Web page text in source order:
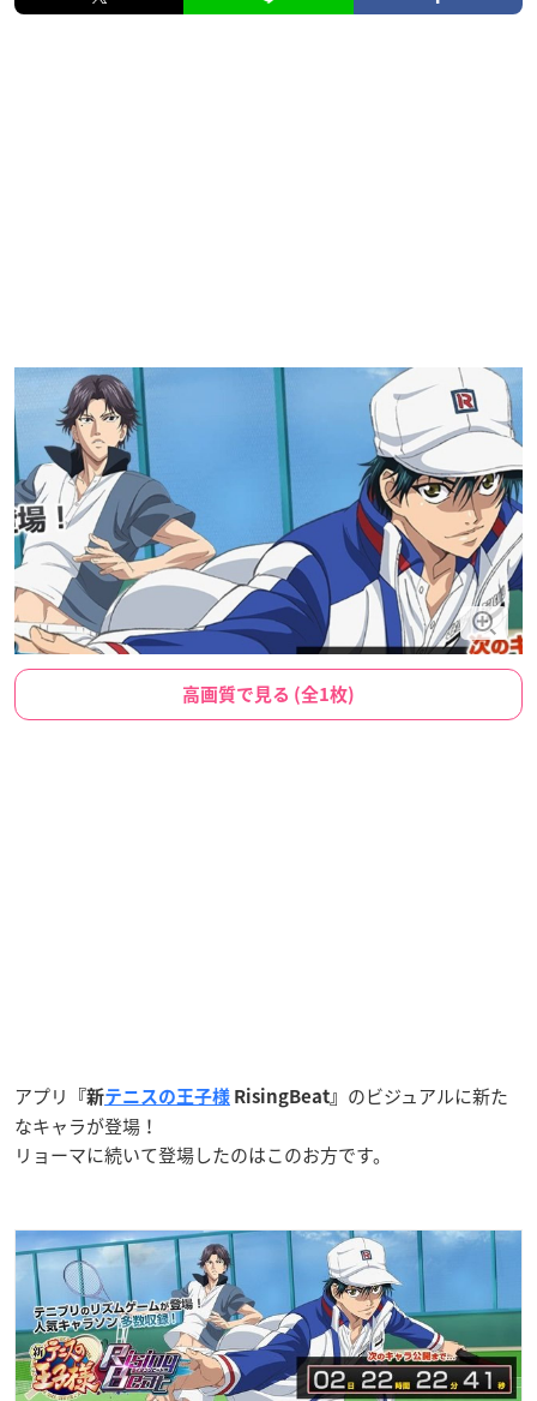
高画質で見る (全1枚)
アプリ 『新テニスの王子様 RisingBeat』 のビジュアルに新た
なキャラが登場！
リョーマに続いて登場したのはこのお方です。